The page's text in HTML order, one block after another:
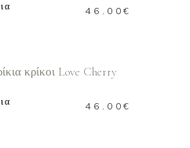
46.00€
46.00€